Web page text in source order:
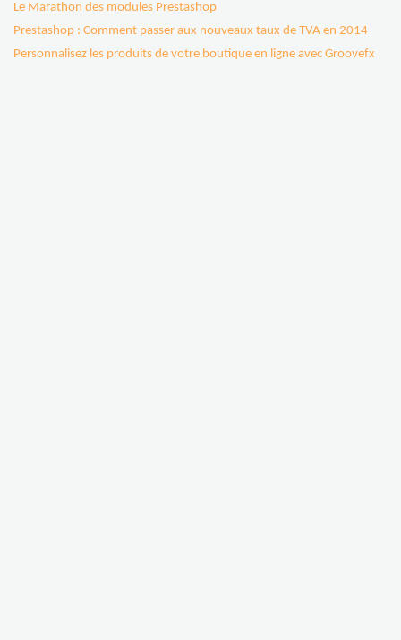
Le Marathon des modules Prestashop
Prestashop : Comment passer aux nouveaux taux de TVA en 2014
Personnalisez les produits de votre boutique en ligne avec Groovefx